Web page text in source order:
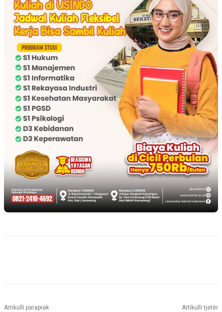
Artikulli paraprak Artikulli tjetër